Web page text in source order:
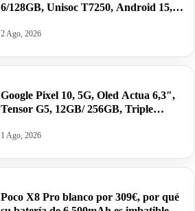
6/128GB, Unisoc T7250, Android 15,
2 Ago, 2026
Google Pixel 10, 5G, Oled Actua 6,3″,
Tensor G5, 12GB/ 256GB, Triple
por 599€.
1 Ago, 2026
Poco X8 Pro blanco por 309€, por qué